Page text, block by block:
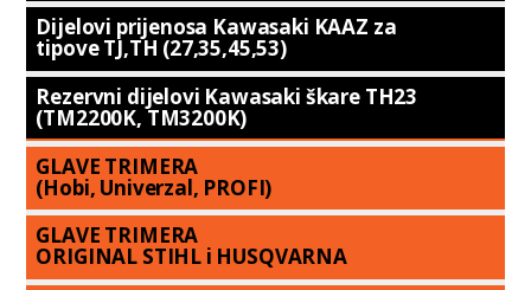
Dijelovi prijenosa Kawasaki KAAZ za
tipove TJ,TH (27,35,45,53)
Rezervni dijelovi Kawasaki škare TH23
(TM2200K, TM3200K)
GLAVE TRIMERA
(Hobi, Univerzal, PROFI)
GLAVE TRIMERA
ORIGINAL STIHL i HUSQVARNA